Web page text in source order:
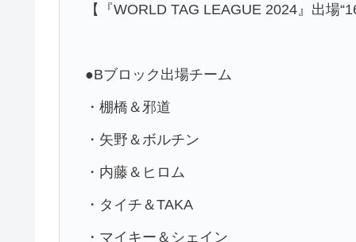
【『WORLD TAG LEAGUE 2024』出場
●Bブロック出場チーム
・棚橋＆邪道
・矢野＆ボルチン
・内藤＆ヒロム
・タイチ＆TAKA
・マイキー＆シェイン